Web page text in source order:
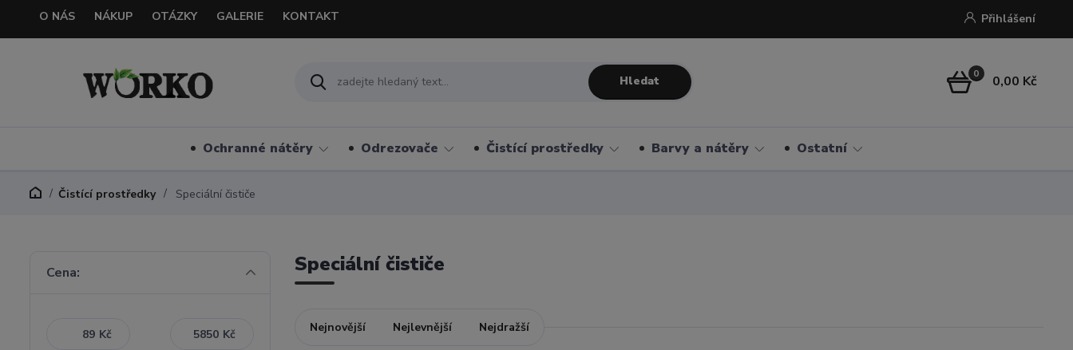
O NÁS NÁKUP OTÁZKY GALERIE KONTAKT Přihlášení
Hledat 0 0,00 Kč
Ochranné nátěry Odrezovače Čistící prostředky Barvy a nátěry Ostatní
Čistící prostředky Speciální čističe
Speciální čističe
Nejnovější Nejlevnější Nejdražší
Cena:
Kč Kč